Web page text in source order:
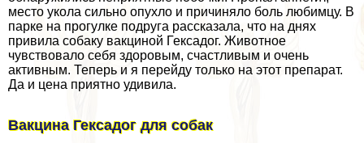
место укола сильно опухло и причиняло боль любимцу. В
парке на прогулке подруга рассказала, что на днях
привила собаку вакциной Гексадог. Животное
чувствовало себя здоровым, счастливым и очень
активным. Теперь и я перейду только на этот препарат.
Да и цена приятно удивила.
Вакцина Гексадог для собак